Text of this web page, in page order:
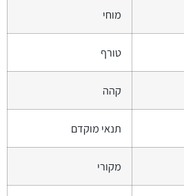
מוחי
טורף
קהה
תנאי מוקדם
מקורי